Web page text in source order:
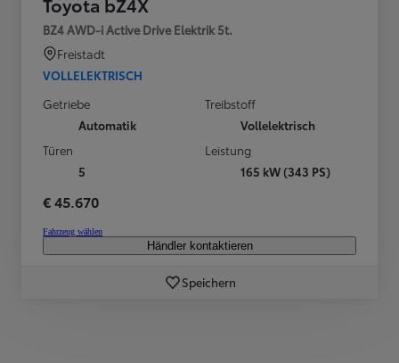
BZ4 AWD-i Active Drive Elektrik 5t.
Freistadt
VOLLELEKTRISCH
Getriebe
Automatik
Treibstoff
Vollelektrisch
Türen
5
Leistung
165 kW (343 PS)
€ 45.670
Fahrzeug wählen
Händler kontaktieren
Speichern